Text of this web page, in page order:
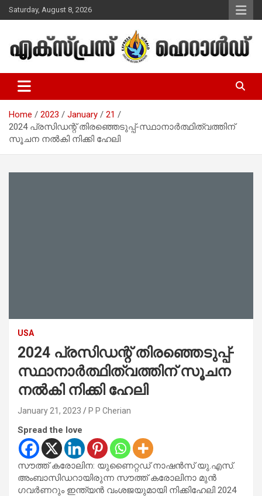
Skip
to
Saturday, August 8, 2026
Express Herald – Malayalam
Christian News
Home 2023 January
21
2024 പ്രസിഡന്റ് തിരഞ്ഞെടുപ്പ്-സ്ഥാനാര്‍ത്ഥിത്വത്തിന്
സൂചന നല്‍കി നിക്കി ഹേലി
USA
2024 പ്രസിഡന്റ് തിരഞ്ഞെടുപ്പ്-
സ്ഥാനാര്‍ത്ഥിത്വത്തിന് സൂചന
നല്‍കി നിക്കി ഹേലി
January 21, 2023 P P Cherian
Spread the love
സൗത്ത് കരോലിന: യുണൈറ്റഡ് നാഷന്‍സ് യു.എസ്.
അംബാസിഡറായിരുന്ന സൗത്ത് കരോലിനാ മുന്‍
ഗവര്‍ണറും ഇന്ത്യന്‍ വംശജയുമായി നിക്കിഹേലി 2024